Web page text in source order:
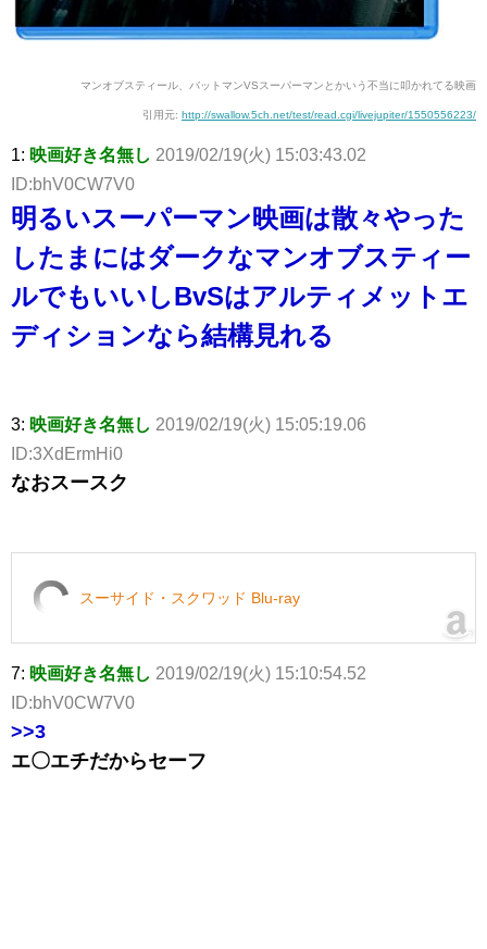
マンオブスティール、バットマンVSスーパーマンとかいう不当に叩かれてる映画
引用元: http://swallow.5ch.net/test/read.cgi/livejupiter/1550556223/
1: 映画好き名無し 2019/02/19(火) 15:03:43.02
ID:bhV0CW7V0
明るいスーパーマン映画は散々やった
したまにはダークなマンオブスティー
ルでもいいしBvSはアルティメットエ
ディションなら結構見れる
3: 映画好き名無し 2019/02/19(火) 15:05:19.06
ID:3XdErmHi0
なおスースク
スーサイド・スクワッド Blu-ray
7: 映画好き名無し 2019/02/19(火) 15:10:54.52
ID:bhV0CW7V0
>>3
エ〇エチだからセーフ